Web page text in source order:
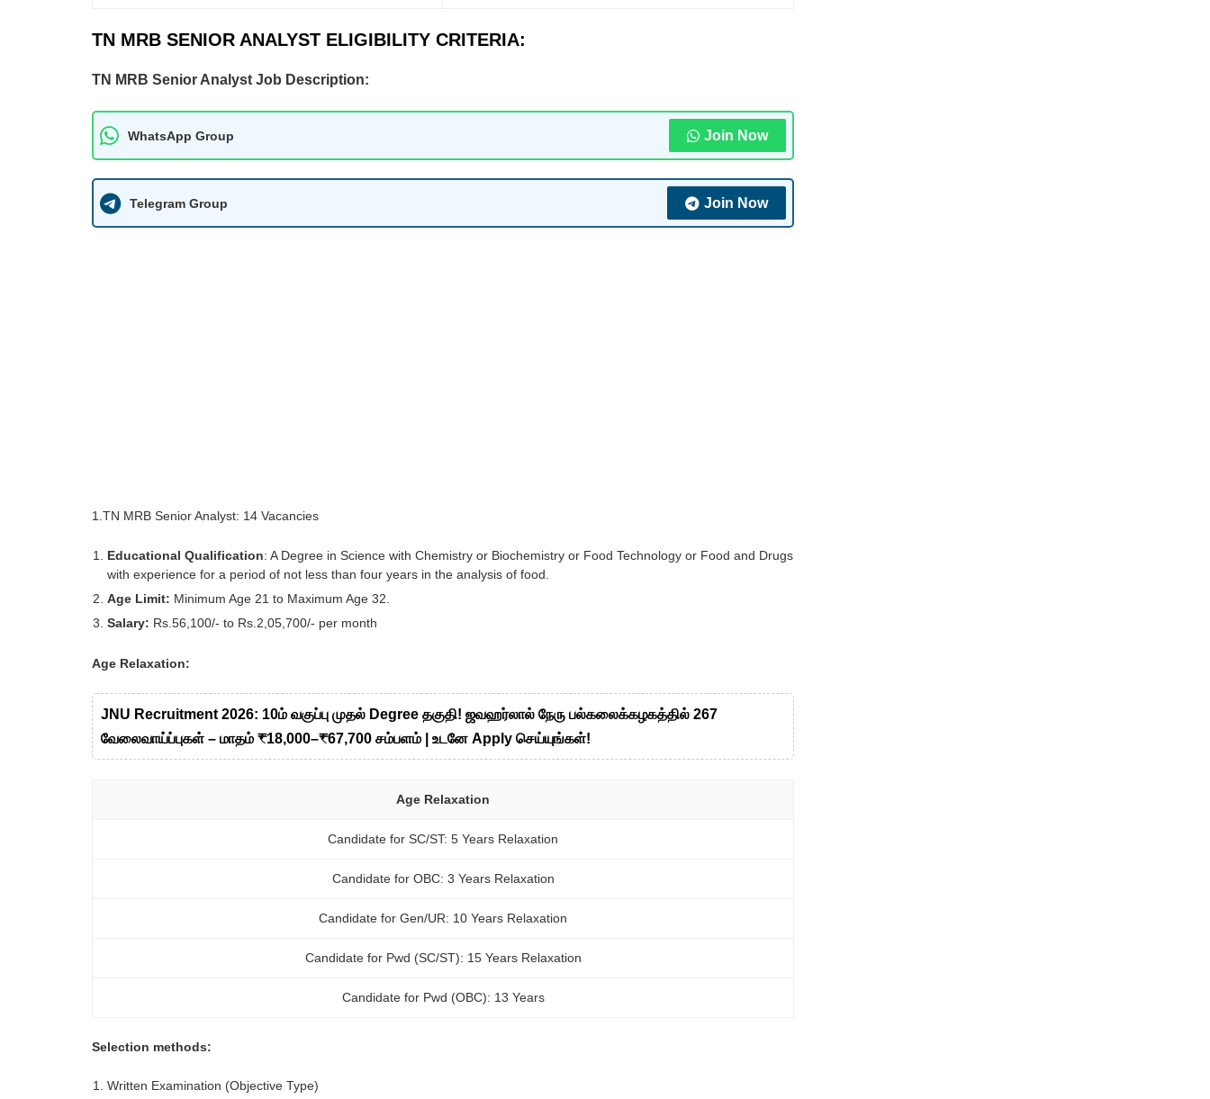
TN MRB SENIOR ANALYST ELIGIBILITY CRITERIA:
TN MRB Senior Analyst Job Description:
WhatsApp Group Join Now
Telegram Group Join Now
1.TN MRB Senior Analyst: 14 Vacancies
Educational Qualification: A Degree in Science with Chemistry or Biochemistry or Food Technology or Food and Drugs
with experience for a period of not less than four years in the analysis of food.
Age Limit: Minimum Age 21 to Maximum Age 32.
Salary: Rs.56,100/- to Rs.2,05,700/- per month
Age Relaxation:
JNU Recruitment 2026: 10ம் வகுப்பு முதல் Degree தகுதி! ஜவஹர்லால் நேரு பல்கலைக்கழகத்தில் 267
வேலைவாய்ப்புகள் – மாதம் ₹18,000–₹67,700 சம்பளம் | உடனே Apply செய்யுங்கள்!
Age Relaxation
Candidate for SC/ST: 5 Years Relaxation
Candidate for OBC: 3 Years Relaxation
Candidate for Gen/UR: 10 Years Relaxation
Candidate for Pwd (SC/ST): 15 Years Relaxation
Candidate for Pwd (OBC): 13 Years
Selection methods:
Written Examination (Objective Type)